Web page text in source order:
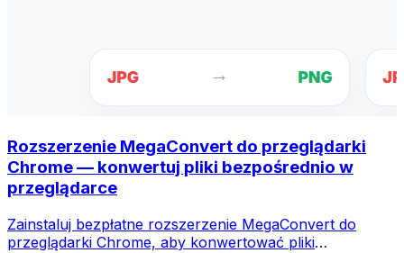
Rozszerzenie MegaConvert do przeglądarki
Chrome — konwertuj pliki bezpośrednio w
przeglądarce
Zainstaluj bezpłatne rozszerzenie MegaConvert do
przeglądarki Chrome, aby konwertować pliki